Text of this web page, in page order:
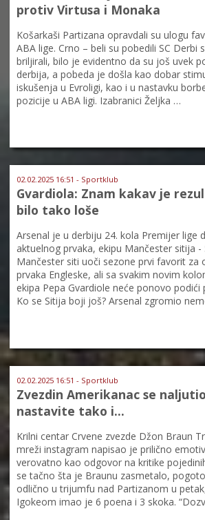
protiv Virtusa i Monaka
Košarkaši Partizana opravdali su ulogu
ABA lige. Crno – beli su pobedili SC Derbi
briljirali, bilo je evidentno da su još uvek
derbija, a pobeda je došla kao dobar
iskušenja u Evroligi, kao i u nastavku
pozicije u ABA ligi. Izabranici Željka …
02.02.2025 16:51 - Sportklub
Gvardiola: Znam kakav je
bilo tako loše
Arsenal je u derbiju 24. kola Premijer lige
aktuelnog prvaka, ekipu Mančester sitija -
Mančester siti uoči sezone prvi favorit za
prvaka Engleske, ali sa svakim novim
ekipa Pepa Gvardiole neće ponovo podići
Ko se Sitija boji još? Arsenal zgromio
02.02.2025 16:51 - Sportklub
Zvezdin Amerikanac se
nastavite tako i...
Krilni centar Crvene zvezde Džon Braun
mreži instagram napisao je prilično
verovatno kao odgovor na kritike
se tačno šta je Braunu zasmetalo,
odlično u trijumfu nad Partizanom u
Igokeom imao je 6 poena i 3 skoka.